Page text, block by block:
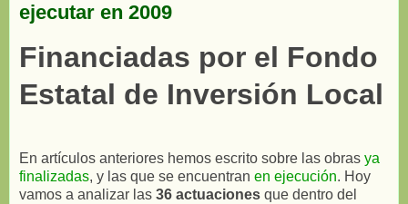
ejecutar en 2009
Financiadas por el Fondo
Estatal de Inversión Local
En artículos anteriores hemos escrito sobre las obras ya
finalizadas, y las que se encuentran en ejecución. Hoy
vamos a analizar las 36 actuaciones que dentro del